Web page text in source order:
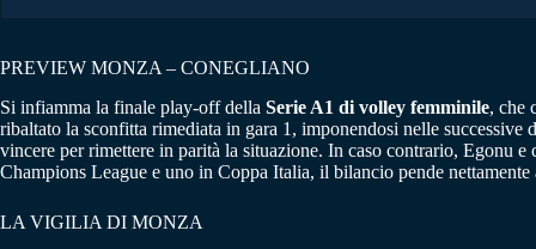
PREVIEW MONZA – CONEGLIANO
Si infiamma la finale play-off della Serie A1 di volley femminile, che
ribaltato la sconfitta rimediata in gara 1, imponendosi nelle
vincere per rimettere in parità la situazione. In caso contrario, Egonu
Champions League e uno in Coppa Italia, il bilancio pende
LA VIGILIA DI MONZA